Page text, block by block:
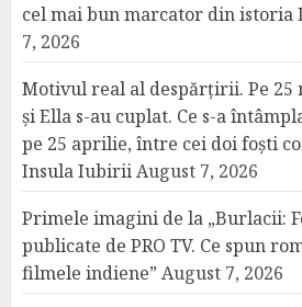
cel mai bun marcator din istoria
7, 2026
Motivul real al despărțirii. Pe 25
și Ella s-au cuplat. Ce s-a
pe 25 aprilie, între cei doi foști
Insula IubiriiAugust 7, 2026
Primele imagini de la „Burlacii:
publicate de PRO TV. Ce spun
filmele indiene” August 7, 2026